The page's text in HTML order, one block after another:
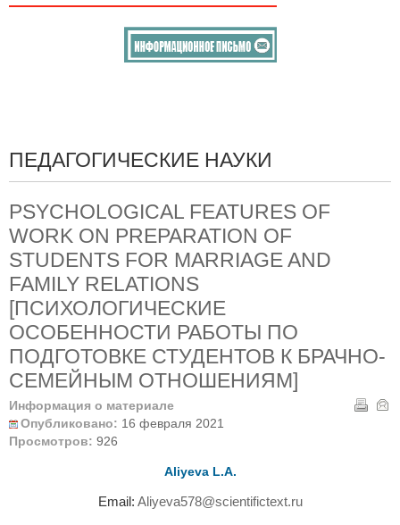
ПЕДАГОГИЧЕСКИЕ НАУКИ
PSYCHOLOGICAL FEATURES OF
WORK ON PREPARATION OF
STUDENTS FOR MARRIAGE AND
FAMILY RELATIONS
[ПСИХОЛОГИЧЕСКИЕ
ОСОБЕННОСТИ РАБОТЫ ПО
ПОДГОТОВКЕ СТУДЕНТОВ К БРАЧНО-
СЕМЕЙНЫМ ОТНОШЕНИЯМ]
Информация о материале
Опубликовано: 16 февраля 2021
Просмотров: 926
Aliyeva L.А.
Email: Aliyeva578@scientifictext.ru